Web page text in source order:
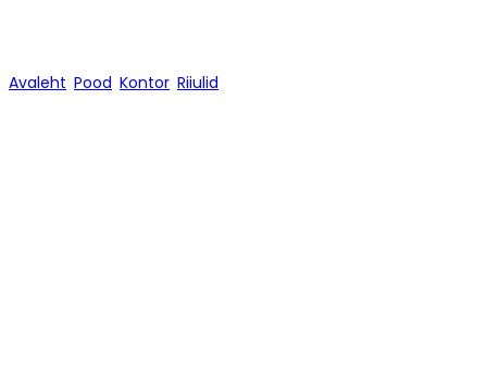
Avaleht Pood Kontor Riiulid